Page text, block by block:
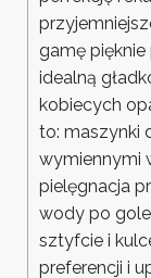
gamę
idealną
kobiecych
to: maszynki
wymiennymi
pielęgnacja
wody po
sztyfcie i
preferencji i